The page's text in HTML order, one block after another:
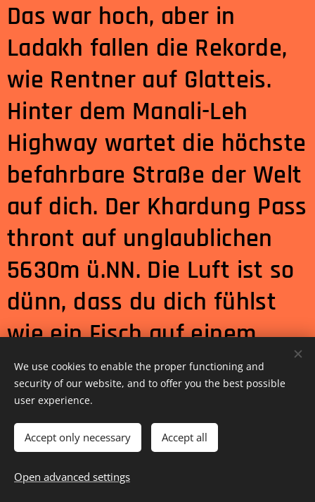
Das war hoch, aber in
Ladakh fallen die Rekorde,
wie Rentner auf Glatteis.
Hinter dem Manali-Leh
Highway wartet die höchste
befahrbare Straße der Welt
auf dich. Der Khardung Pass
thront auf unglaublichen
5630m ü.NN. Die Luft ist so
dünn, dass du dich fühlst
wie ein Fisch auf einem
Fahrrad. Die Fahrt und die
Aussicht sind ein wenig
Herzrasen und Schwindel
aber durchaus wert.
We use cookies to enable the proper functioning and
security of our website, and to offer you the best possible
user experience.
Accept only necessary Accept all
Open advanced settings